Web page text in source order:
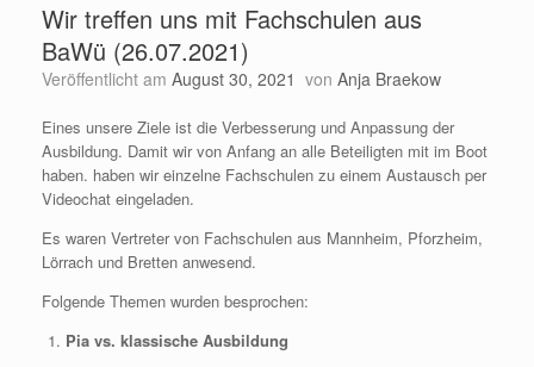
Wir treffen uns mit Fachschulen aus
BaWü (26.07.2021)
Veröffentlicht am August 30, 2021 von Anja Braekow
Eines unsere Ziele ist die Verbesserung und Anpassung der
Ausbildung. Damit wir von Anfang an alle Beteiligten mit im Boot
haben. haben wir einzelne Fachschulen zu einem Austausch per
Videochat eingeladen.
Es waren Vertreter von Fachschulen aus Mannheim, Pforzheim,
Lörrach und Bretten anwesend.
Folgende Themen wurden besprochen:
Pia vs. klassische Ausbildung